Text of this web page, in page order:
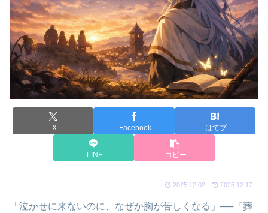
X Facebook はてブ
LINE コピー
2025.12.02 2025.12.17
「泣かせに来ないのに、なぜか胸が苦しくなる」──『葬